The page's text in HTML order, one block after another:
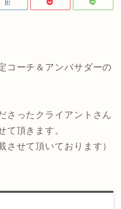
コーチ＆アンバサダーの
さったクライアントさん
て頂きます。
させて頂いております）